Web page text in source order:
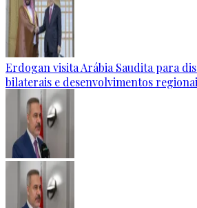
Erdogan visita Arábia Saudita para
bilaterais e desenvolvimentos